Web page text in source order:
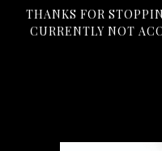
THANKS FOR
CURRENTLY NOT